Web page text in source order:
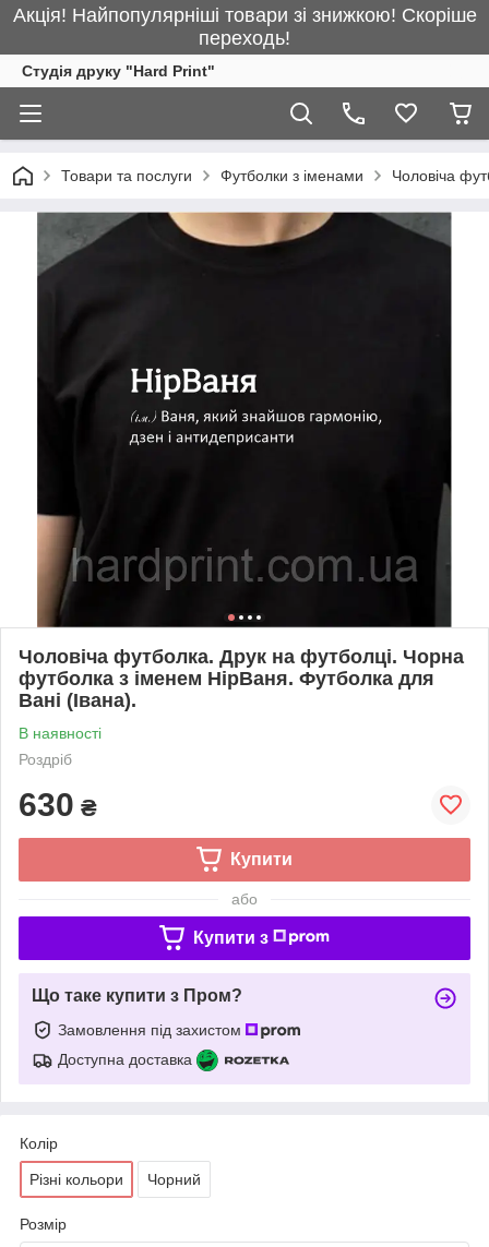
Акція! Найпопулярніші товари зі знижкою! Скоріше
переходь!
Студія друку "Hard Print"
Товари та послуги Футболки з іменами Чоловіча
Чоловіча футболка. Друк на футболці. Чорна
футболка з іменем НірВаня. Футболка для
Вані (Івана).
В наявності
Роздріб
630 ₴
Купити
або
Купити з
Що таке купити з Пром?
Замовлення під захистом
Доступна доставка
Колір
Різні кольори Чорний
Розмір